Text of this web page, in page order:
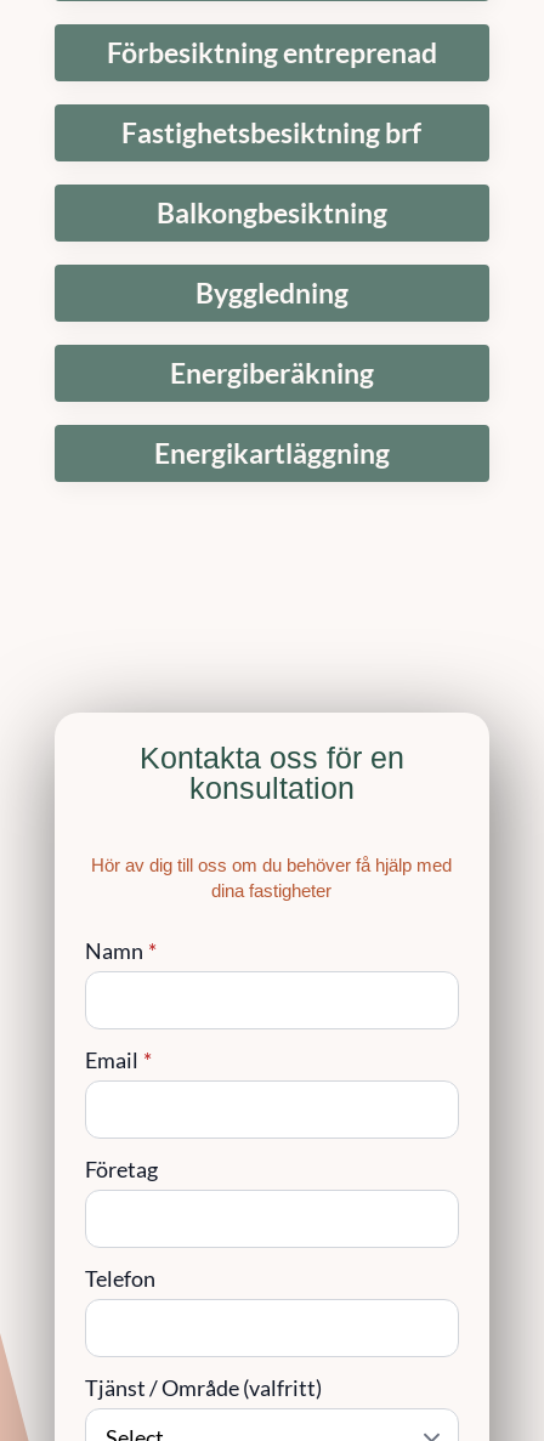
Förbesiktning entreprenad
Fastighetsbesiktning brf
Balkongbesiktning
Byggledning
Energiberäkning
Energikartläggning
Kontakta oss för en
konsultation
Hör av dig till oss om du behöver få hjälp med
dina fastigheter
Namn *
Email *
Företag
Telefon
Tjänst / Område (valfritt)